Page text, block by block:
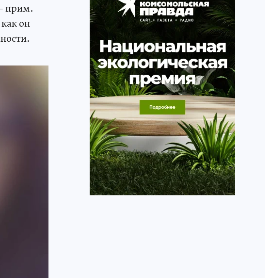
прим.
он